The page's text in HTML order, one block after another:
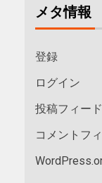
メタ情報
登録
ログイン
投稿フィード
コメントフ